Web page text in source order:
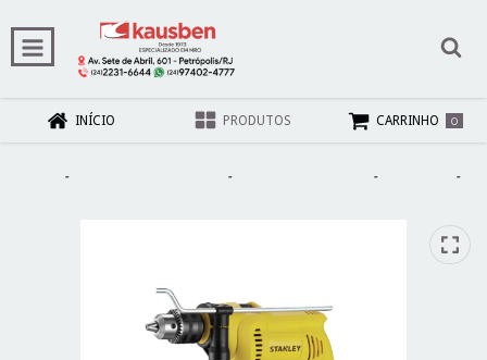
INÍCIO PRODUTOS CARRINHO 0
- - -
-